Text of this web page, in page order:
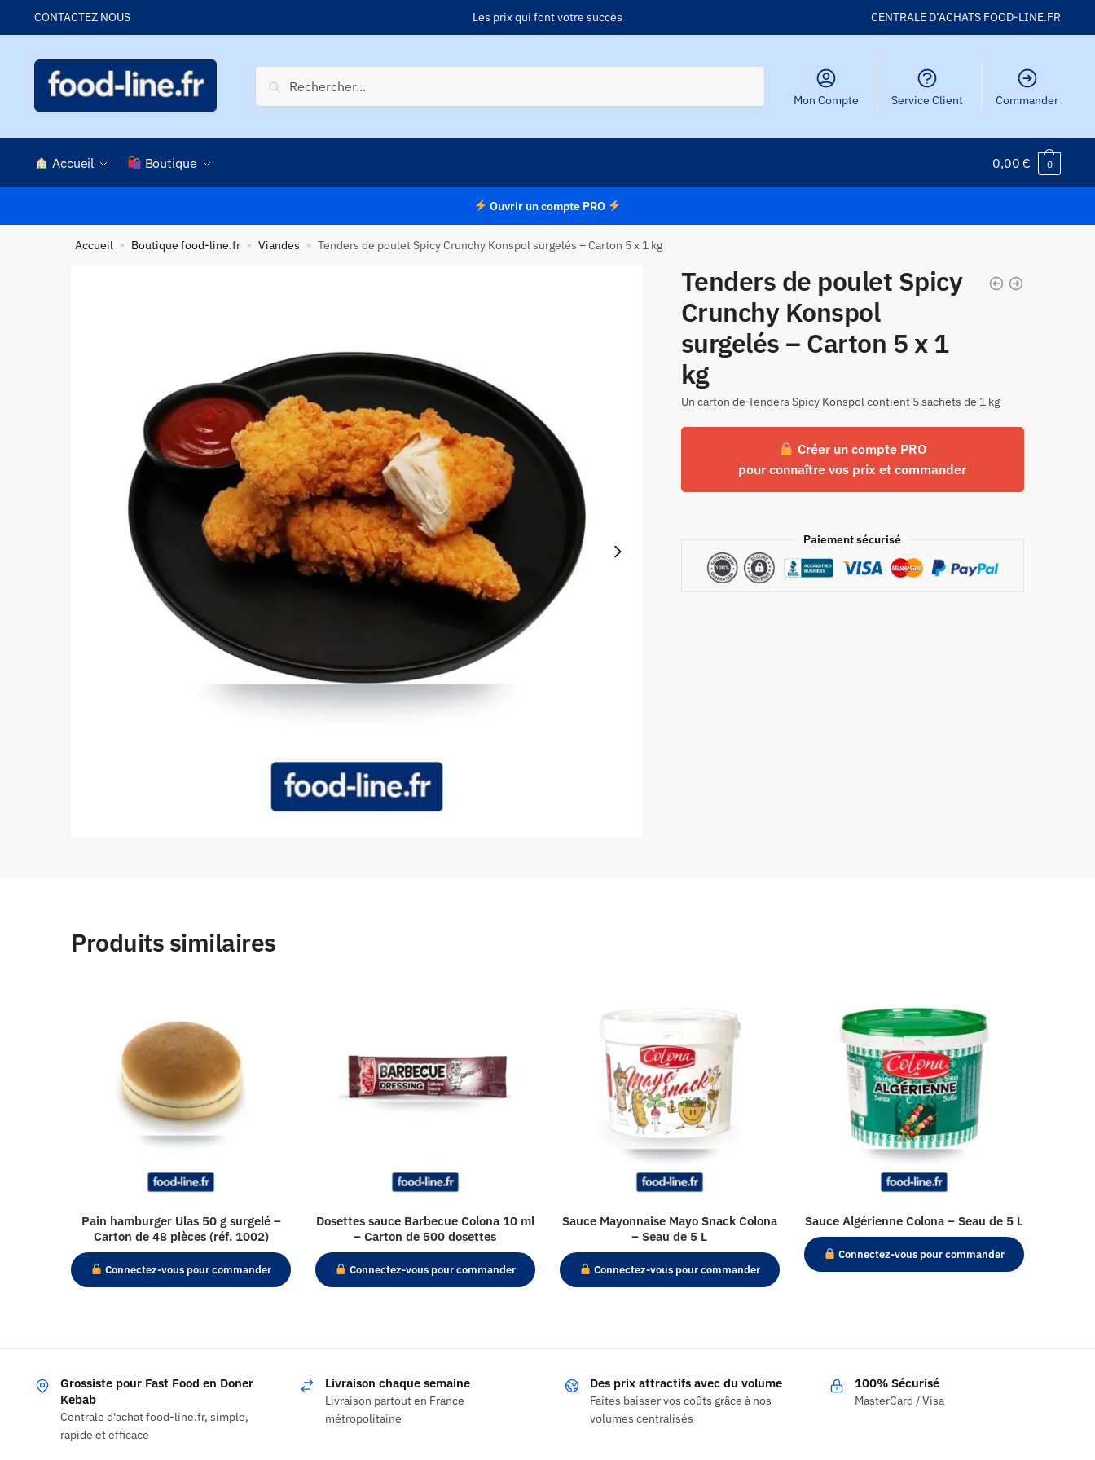
CONTACTEZ NOUS Les prix qui font votre succès CENTRALE D’ACHATS FOOD-LINE.FR
pour :
Recherche
Mon Compte Service Client Commander
Accueil Boutique 0,00 € 0
Ouvrir un compte PRO
Accueil » Boutique food-line.fr » Viandes » Tenders de poulet Spicy Crunchy Konspol surgelés – Carton 5 x 1 kg
Tenders de poulet Spicy
Crunchy Konspol
surgelés – Carton 5 x 1
kg
Un carton de Tenders Spicy Konspol contient 5 sachets de 1 kg
Créer un compte PRO
pour connaître vos prix et commander
Paiement sécurisé
Produits similaires
Pain hamburger Ulas 50 g surgelé –
Carton de 48 pièces (réf. 1002)
Connectez-vous pour commander
Dosettes sauce Barbecue Colona 10 ml
– Carton de 500 dosettes
Connectez-vous pour commander
Sauce Mayonnaise Mayo Snack Colona
– Seau de 5 L
Connectez-vous pour commander
Sauce Algérienne Colona – Seau de 5 L
Connectez-vous pour commander
Grossiste pour Fast Food en Doner
Kebab
Centrale d'achat food-line.fr, simple,
rapide et efficace
Livraison chaque semaine
Livraison partout en France
métropolitaine
Des prix attractifs avec du volume
Faites baisser vos coûts grâce à nos
volumes centralisés
100% Sécurisé
MasterCard / Visa